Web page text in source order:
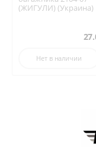
(ЖИГУЛИ) (Украина)
Нет в наличии